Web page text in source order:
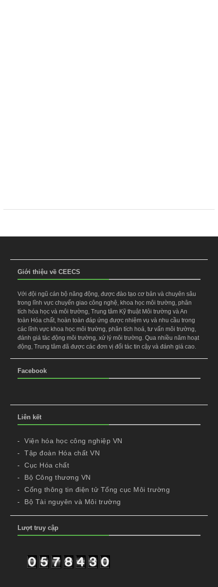
Giới thiệu về CEECS
Với đội ngũ cán bộ năng động, được đào tạo cơ bản và chuyên sâu
trong lĩnh vực chuyển giao công nghệ, khoa học môi trường, phân
tích hóa học và môi trường, Trung tâm Kỹ thuật Môi trường và An
toàn Hóa chất, hoàn toàn đáp ứng được nhiệm vụ và nhu cầu trong
các lĩnh vực khoa học môi trường, phân tích hoá, tư vấn môi trường,
đánh giá tác động môi trường, xử lý môi trường. Qua nhiều năm hoạt
động, Trung tâm đã được các đơn vị đối tác tin cậy và đánh giá cao.
Facebook
Liên kết
Viện hóa học công nghiệp VN
Tập đoàn Hóa chất VN
Cục Hóa chất
Bộ Công thương VN
Cổng thông tin điện tử Tổng cục Môi trường
Bộ Tài nguyên và Môi trường
Lượt truy cập